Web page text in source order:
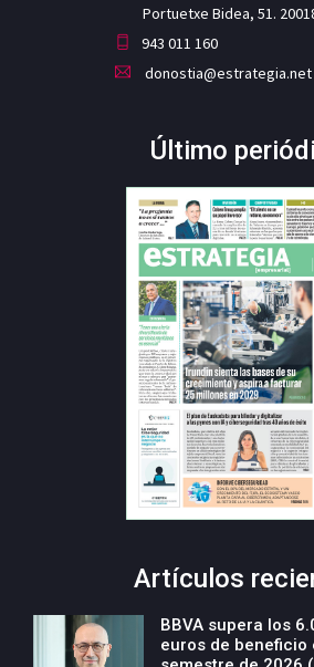
Portuetxe Bidea, 51.
943 011 160
donostia@estrategia.net
Último
Artículos
BBVA supera los
euros de beneficio